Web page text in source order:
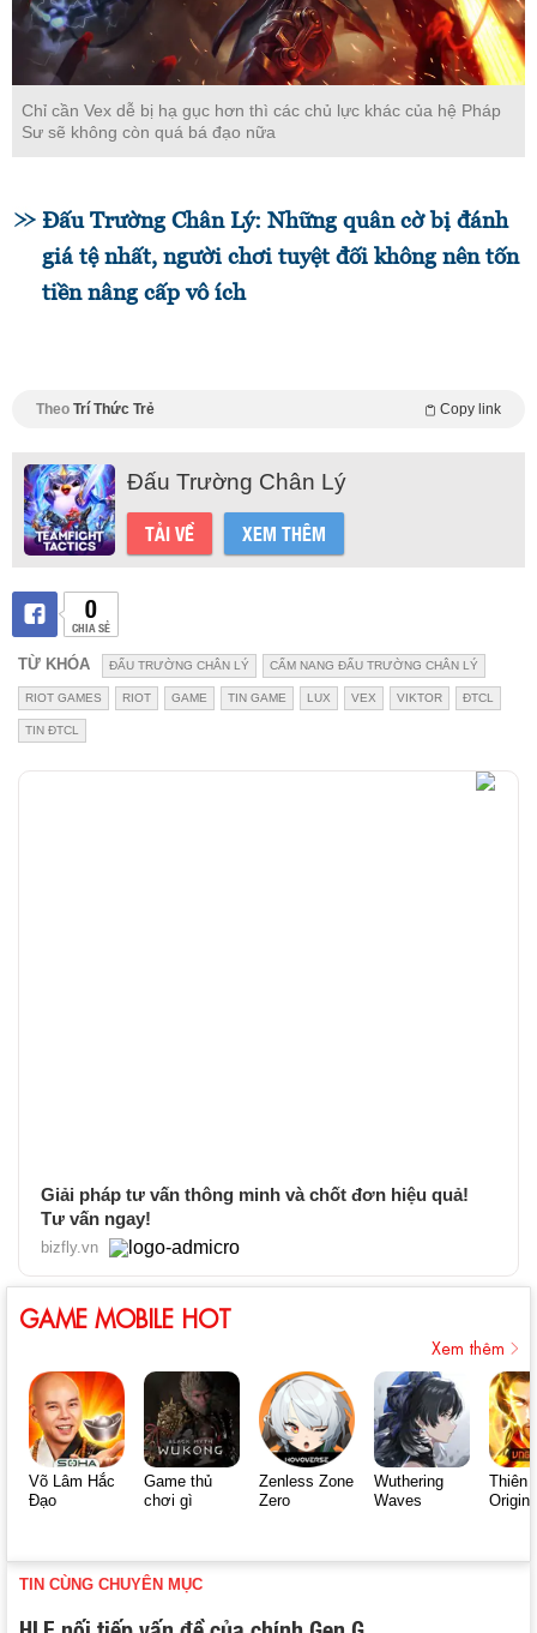
Chỉ cần Vex dễ bị hạ gục hơn thì các chủ lực khác của hệ Pháp
Sư sẽ không còn quá bá đạo nữa
Đấu Trường Chân Lý: Những quân cờ bị đánh
giá tệ nhất, người chơi tuyệt đối không nên tốn
tiền nâng cấp vô ích
Theo Trí Thức Trẻ Copy link
Đấu Trường Chân Lý
TẢI VỀ XEM THÊM
0
CHIA SẺ
TỪ KHÓA ĐẤU TRƯỜNG CHÂN LÝ CẨM NANG ĐẤU TRƯỜNG CHÂN LÝ
RIOT GAMES RIOT GAME TIN GAME LUX VEX VIKTOR ĐTCL
TIN ĐTCL
Giải pháp tư vấn thông minh và chốt đơn hiệu quả!
Tư vấn ngay!
bizfly.vn
GAME MOBILE HOT
Xem thêm
Võ Lâm Hắc
Đạo
Game thủ
chơi gì
Zenless Zone
Zero
Wuthering
Waves
Thiên
Origin
TIN CÙNG CHUYÊN MỤC